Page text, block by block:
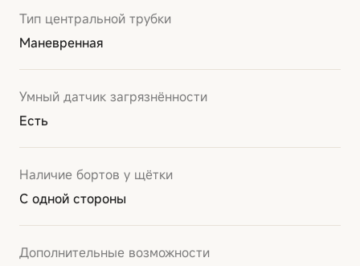
Тип центральной трубки
Маневренная
Умный датчик загрязнённости
Есть
Наличие бортов у щётки
С одной стороны
Дополнительные возможности